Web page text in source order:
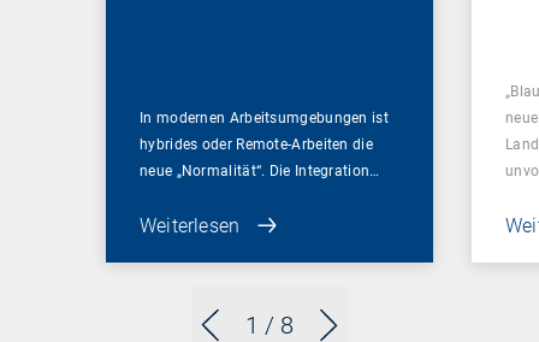
1 / 8
In modernen Arbeitsumgebungen ist
hybrides oder Remote-Arbeiten die
neue „Normalität“. Die Integration…
Weiterlesen